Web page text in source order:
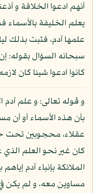
أنهم ادعوا الخلافة و
يعلم الخليفة
علمها آدم، فثبت بذلك
سبحانه السؤال بقوله:
كانوا ادعوا شيئا كان
و قوله تعالى: و علم
بأن هذه الأسماء أو أن
عقلاء، محجوبين تحت
كان غير نحو العلم الذي
الملائكة بإنباء آدم
مساوين معه، و لم يكن